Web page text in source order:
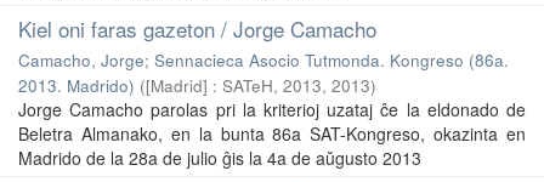
Kiel oni faras gazeton / Jorge Camacho
Camacho, Jorge; Sennacieca Asocio Tutmonda. Kongreso (86a.
2013. Madrido) ([Madrid] : SATeH, 2013, 2013)
Jorge Camacho parolas pri la kriterioj uzataj ĉe la eldonado de
Beletra Almanako, en la bunta 86a SAT-Kongreso, okazinta en
Madrido de la 28a de julio ĝis la 4a de aŭgusto 2013